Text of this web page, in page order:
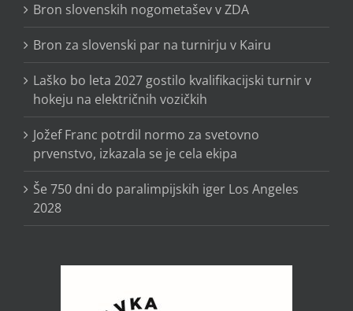
Bron slovenskih nogometašev v ZDA
Bron za slovenski par na turnirju v Kairu
Laško bo leta 2027 gostilo kvalifikacijski turnir v
hokeju na električnih vozičkih
Jožef Franc potrdil normo za svetovno
prvenstvo, izkazala se je cela ekipa
Še 750 dni do paralimpijskih iger Los Angeles
2028